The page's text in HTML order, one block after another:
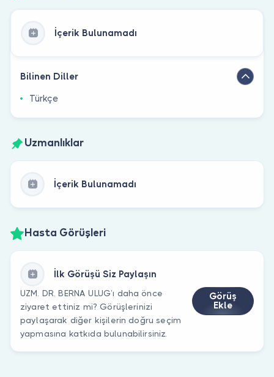
İçerik Bulunamadı
Bilinen Diller
Türkçe
Uzmanlıklar
İçerik Bulunamadı
Hasta Görüşleri
İlk Görüşü Siz Paylaşın
UZM. DR. BERNA ULUG’ı daha önce
ziyaret ettiniz mi? Görüşlerinizi
paylaşarak diğer kişilerin doğru seçim
yapmasına katkıda bulunabilirsiniz.
Görüş
Ekle